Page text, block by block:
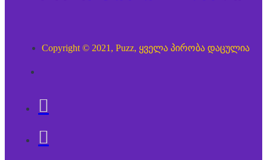
Copyright © 2021, Puzz, ყველა პირობა დაცულია